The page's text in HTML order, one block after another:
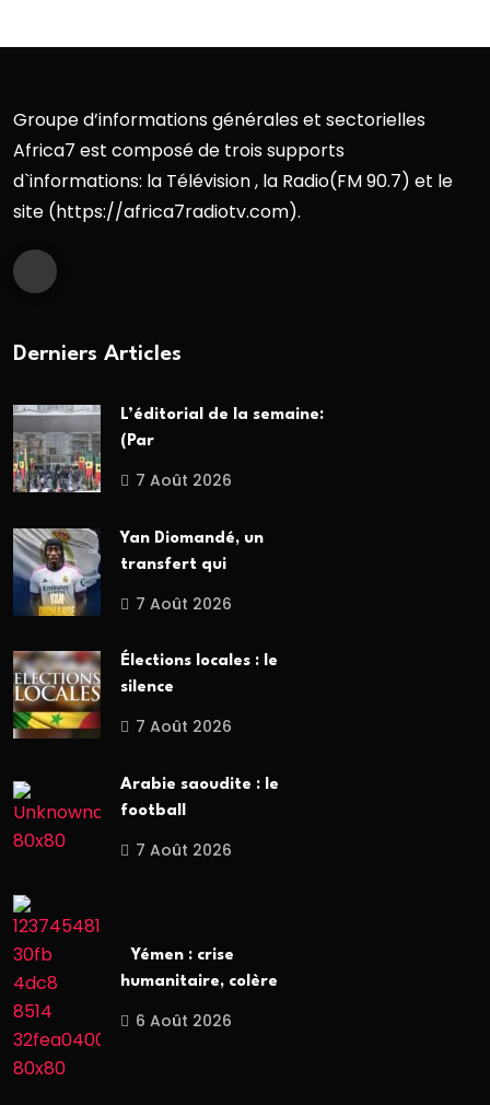
Groupe d’informations générales et sectorielles
Africa7 est composé de trois supports
d`informations: la Télévision , la Radio(FM 90.7) et le
site (https://africa7radiotv.com).
Derniers Articles
L’éditorial de la semaine:
(Par
7 Août 2026
Yan Diomandé, un
transfert qui
7 Août 2026
Élections locales : le
silence
7 Août 2026
Arabie saoudite : le
football
7 Août 2026
Yémen : crise
humanitaire, colère
6 Août 2026